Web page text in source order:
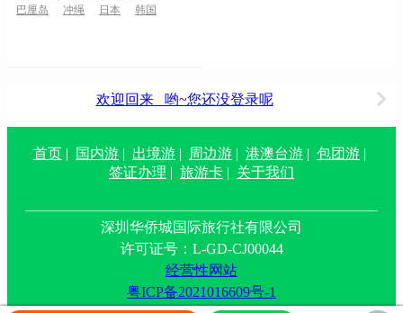
巴厘岛
冲绳 日本 韩国
欢迎回来 哟~您还没登录呢
首页 | 国内游 | 出境游 | 周边游 | 港澳台游 | 包团游 |
签证办理 | 旅游卡 | 关于我们
深圳华侨城国际旅行社有限公司
许可证号：L-GD-CJ00044
经营性网站
粤ICP备2021016609号-1